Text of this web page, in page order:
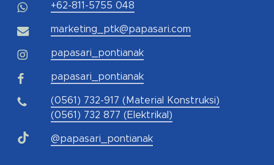
+62-811-5755 048
marketing_ptk@papasari.com
papasari_pontianak
papasari_pontianak
(0561) 732-917 (Material Konstruksi)
(0561) 732 877 (Elektrikal)
@papasari_pontianak